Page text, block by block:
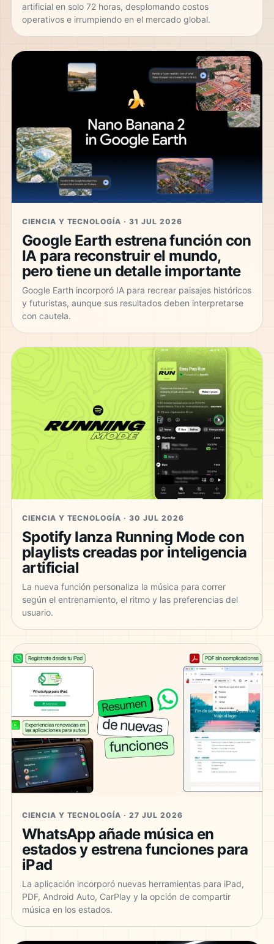
artificial en solo 72 horas, desplomando costos
operativos e irrumpiendo en el mercado global.
CIENCIA Y TECNOLOGÍA · 31 JUL 2026
Google Earth estrena función con
IA para reconstruir el mundo,
pero tiene un detalle importante
Google Earth incorporó IA para recrear paisajes históricos
y futuristas, aunque sus resultados deben interpretarse
con cautela.
CIENCIA Y TECNOLOGÍA · 30 JUL 2026
Spotify lanza Running Mode con
playlists creadas por inteligencia
artificial
La nueva función personaliza la música para correr
según el entrenamiento, el ritmo y las preferencias del
usuario.
CIENCIA Y TECNOLOGÍA · 27 JUL 2026
WhatsApp añade música en
estados y estrena funciones para
iPad
La aplicación incorporó nuevas herramientas para iPad,
PDF, Android Auto, CarPlay y la opción de compartir
música en los estados.